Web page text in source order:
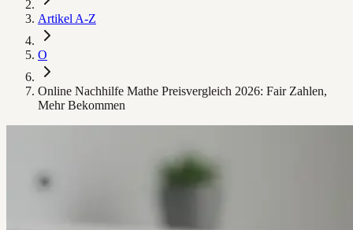
Artikel A-Z
O
Online Nachhilfe Mathe Preisvergleich 2026: Fair Zahlen,
Mehr Bekommen